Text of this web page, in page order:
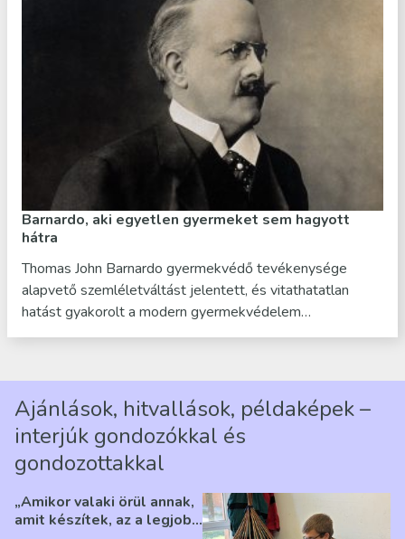
Barnardo, aki egyetlen gyermeket sem hagyott
hátra
Thomas John Barnardo gyermekvédő tevékenysége
alapvető szemléletváltást jelentett, és vitathatatlan
hatást gyakorolt a modern gyermekvédelem…
Ajánlások, hitvallások, példaképek –
interjúk gondozókkal és
gondozottakkal
„Amikor valaki örül annak,
amit készítek, az a legjobb